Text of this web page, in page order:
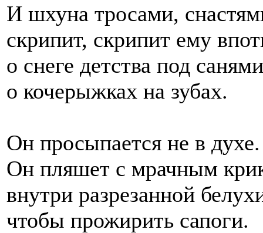
И шхуна тросами,
скрипит, скрипит ему
о снеге детства под
о кочерыжках на зубах.
Он просыпается не в духе.
Он пляшет с мрачным
внутри разрезанной
чтобы прожирить сапоги.